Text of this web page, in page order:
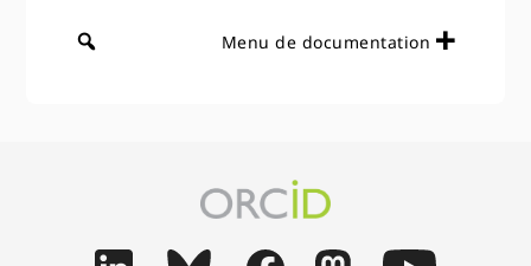
Menu de documentation